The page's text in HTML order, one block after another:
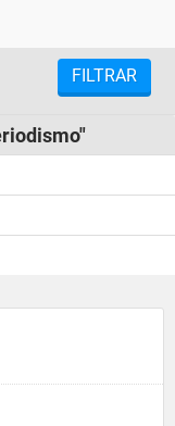
FILTRAR